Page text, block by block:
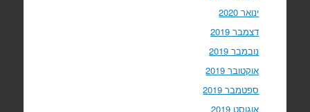
ינואר 2020
דצמבר 2019
נובמבר 2019
אוקטובר 2019
ספטמבר 2019
אוגוסט 2019